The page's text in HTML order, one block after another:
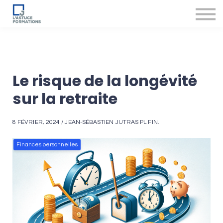
Accompagnement des conseillers
Le risque de la longévité
sur la retraite
8 FÉVRIER, 2024 / JEAN-SÉBASTIEN JUTRAS PL FIN.
Finances personnelles